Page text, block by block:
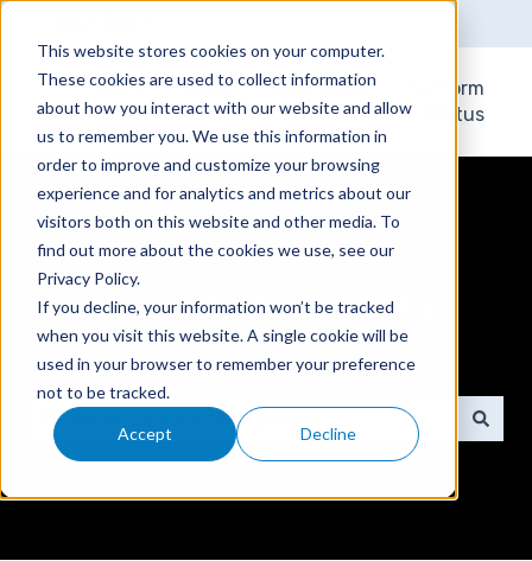
This website stores cookies on your computer.
These cookies are used to collect information
about how you interact with our website and allow
us to remember you. We use this information in
order to improve and customize your browsing
experience and for analytics and metrics about our
visitors both on this website and other media. To
find out more about the cookies we use, see our
Privacy Policy.
If you decline, your information won’t be tracked
when you visit this website. A single cookie will be
used in your browser to remember your preference
not to be tracked.
Accept Decline
Home FAQs Downloads
Platform
Status
MeasureUp Knowledge
Center
ไม่มีการเสนอแนะเพราะช่องการค้นหาว่าง